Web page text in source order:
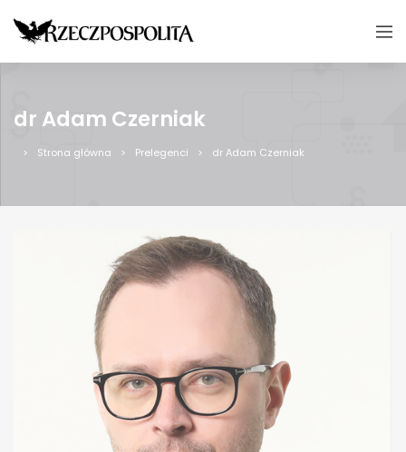
dr Adam Czerniak
Strona główna Prelegenci dr Adam Czerniak